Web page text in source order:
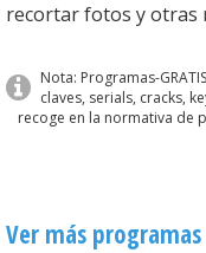
recortar fotos y otras
Nota: Programas-
claves, serials, cracks,
recoge en la normativa de
Ver más